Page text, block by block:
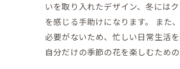
いを取り入れたデザイン、冬には
を感じる手助けになります。 また
必要がないため、忙しい日常生活
自分だけの季節の花を楽しむため